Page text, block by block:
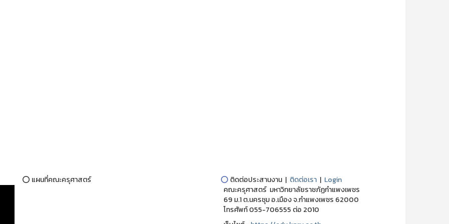
⭕ แผนที่คณะครุศาสตร์ ⭕ ติดต่อประสานงาน | ติดต่อเรา | Login
คณะครุศาสตร์ มหาวิทยาลัยราชภัฏกำแพงเพชร
69 ม.1 ต.นครชุม อ.เมือง จ.กำแพงเพชร 62000
โทรศัพท์ 055-706555 ต่อ 2010